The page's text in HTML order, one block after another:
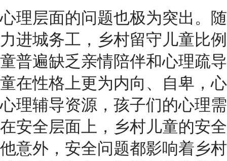
心理层面的问题也极为突出。
力进城务工，乡村留守儿童比
童普遍缺乏亲情陪伴和心理疏
童在性格上更为内向、自卑，
心理辅导资源，孩子们的心理
在安全层面上，乡村儿童的安
他意外，安全问题都影响着乡